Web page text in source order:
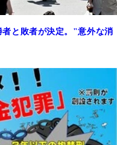
と敗者が決定。"意外な消